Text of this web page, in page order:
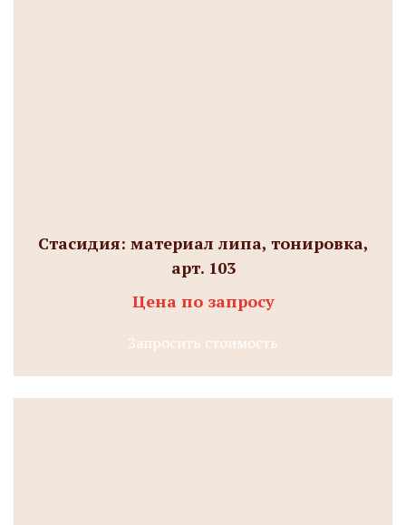
Стасидия: материал липа, тонировка,
арт. 103
Цена по запросу
Запросить стоимость